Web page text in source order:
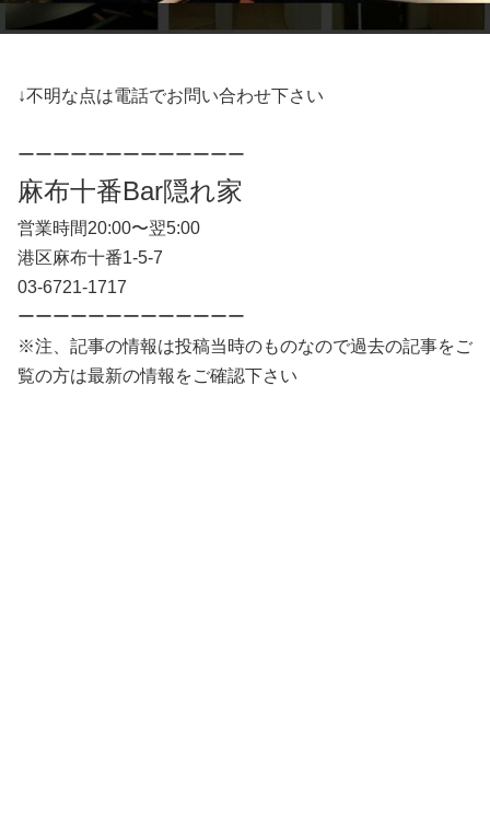
↓不明な点は電話でお問い合わせ下さい
ーーーーーーーーーーーーー
麻布十番Bar隠れ家
営業時間20:00〜翌5:00
港区麻布十番1-5-7
03-6721-1717
ーーーーーーーーーーーーー
※注、記事の情報は投稿当時のものなので過去の記事をご
覧の方は最新の情報をご確認下さい